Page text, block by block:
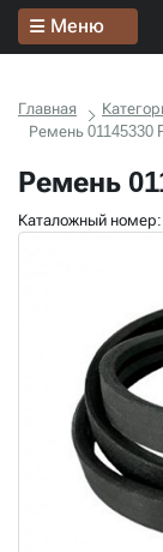
Меню
Главная
Ремень 01145330
Ремень
Каталожный